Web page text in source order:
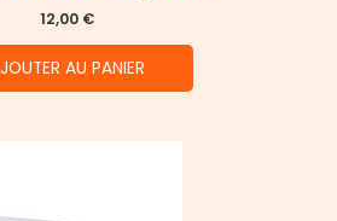
12,00 €
AU PANIER